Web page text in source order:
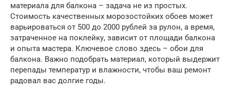
материала для балкона – задача не из простых.
Стоимость качественных морозостойких обоев может
варьироваться от 500 до 2000 рублей за рулон, а время,
затраченное на поклейку, зависит от площади балкона
и опыта мастера. Ключевое слово здесь – обои для
балкона. Важно подобрать материал, который выдержит
перепады температур и влажности, чтобы ваш ремонт
радовал вас долгие годы.